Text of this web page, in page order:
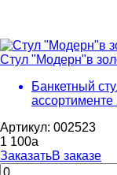
Стул "Модерн"в
Банкетный
ассортименте
Артикул: 002523
1 100a
ЗаказатьВ заказе